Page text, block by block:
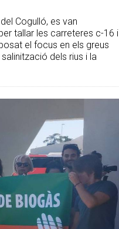
Cogulló, es van
tallar les carreteres c-16 i
el focus en els greus
dels rius i la